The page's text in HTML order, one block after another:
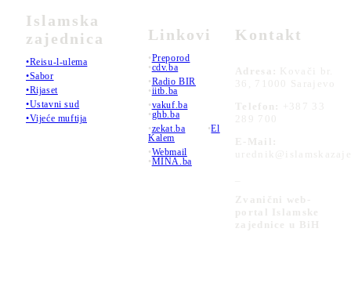
Islamska
zajednica
•Reisu-l-ulema
•Sabor
•Rijaset
•Ustavni sud
•Vijeće muftija
Linkovi
•Preporod
•cdv.ba
•Radio BIR
•iitb.ba
•vakuf.ba
•ghb.ba
•zekat.ba •El
Kalem
•Webmail
•MINA.ba
Kontakt
Adresa:
Kovači br.
36, 71000 Sarajevo
Telefon:
+387 33
289 700
E-Mail:
Zvanični web-
portal Islamske
zajednice u BiH